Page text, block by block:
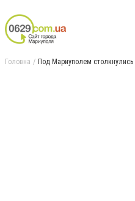
Головна Под Мариуполем